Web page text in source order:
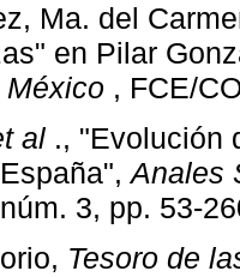
Ma. del
en Pilar
, FCE/
al ., "Evolución
Anales
3, pp. 53-
Tesoro de